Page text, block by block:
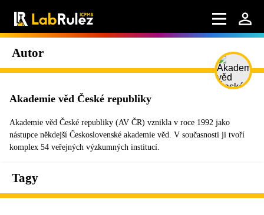
Autor
Akademie věd České republiky
Akademie věd České republiky (AV ČR) vznikla v roce 1992 jako
nástupce někdejší Československé akademie věd. V současnosti ji tvoří
komplex 54 veřejných výzkumných institucí.
Tagy